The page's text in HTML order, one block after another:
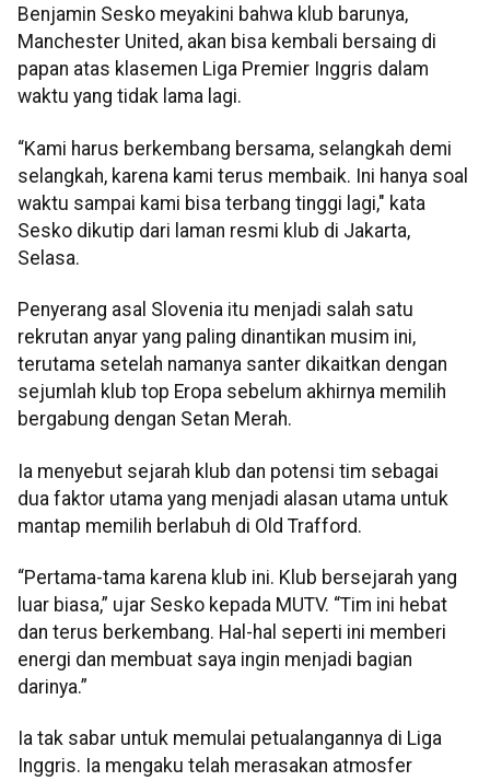
Benjamin Sesko meyakini bahwa klub barunya,
Manchester United, akan bisa kembali bersaing di
papan atas klasemen Liga Premier Inggris dalam
waktu yang tidak lama lagi.
“Kami harus berkembang bersama, selangkah demi
selangkah, karena kami terus membaik. Ini hanya soal
waktu sampai kami bisa terbang tinggi lagi," kata
Sesko dikutip dari laman resmi klub di Jakarta,
Selasa.
Penyerang asal Slovenia itu menjadi salah satu
rekrutan anyar yang paling dinantikan musim ini,
terutama setelah namanya santer dikaitkan dengan
sejumlah klub top Eropa sebelum akhirnya memilih
bergabung dengan Setan Merah.
Ia menyebut sejarah klub dan potensi tim sebagai
dua faktor utama yang menjadi alasan utama untuk
mantap memilih berlabuh di Old Trafford.
“Pertama-tama karena klub ini. Klub bersejarah yang
luar biasa,” ujar Sesko kepada MUTV. “Tim ini hebat
dan terus berkembang. Hal-hal seperti ini memberi
energi dan membuat saya ingin menjadi bagian
darinya.”
Ia tak sabar untuk memulai petualangannya di Liga
Inggris. Ia mengaku telah merasakan atmosfer